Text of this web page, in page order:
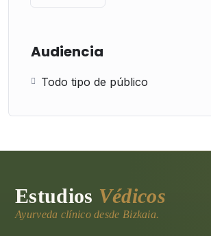
Audiencia
Todo tipo de público
Estudios Védicos
Ayurveda clínico desde Bizkaia.